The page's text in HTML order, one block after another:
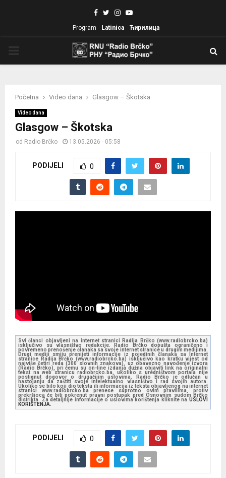
Facebook
TwitterInstagram
Youtube
Program Latinica Ћирилица
Početna Video dana Glasgow – Škotska
Video dana
Glasgow – Škotska
od Radio Brčko 13.05.2026 - 05:58
PODIJELI 0
Svi članci objavljeni na internet stranici Radija Brčko (www.radiobrcko.ba)
isključivo su vlasništvo redakcije. Radio Brčko dopušta ograničeno i
povremeno prenošenje članaka sa svoje internet stranice u drugim medijima.
Drugi mediji smiju prenijeti informacije iz pojedinih članaka sa Internet
stranice Radija Brčko (www.radiobrcko.ba) isključivo kao kratku vijest od
najviše četiri reda (300 slovnih znakova), uz obavezno navođenje izvora
(Radio Brčko), pri čemu su on-line izdanja dužna objaviti link na originalni
tekst na web stranicu radiobrcko.ba, ukoliko s uredništvom portala nije
postignut dogovor o drugačijim uslovima. Radio Brčko je odlučan u
nastojanju da zaštiti svoje intelektualno vlasništvo i rad svojih autora.
Ukoliko se bilo koji dio teksta ili informacija iz teksta objavljenog na internet
stranici www.radiobrcko.ba prenese suprotno ovim pravilima, protiv
prekršioca će biti pokrenut pravni postupak pred Osnovnim sudom Brčko
distrikta. Za detaljnije informacije o uslovima korištenja kliknite na USLOVI
KORIŠTENJA.
PODIJELI 0